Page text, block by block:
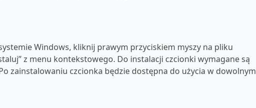
Windows, kliknij prawym przyciskiem myszy na pliku
z menu kontekstowego. Do instalacji czcionki wymagane są
zainstalowaniu czcionka będzie dostępna do użycia w dowolnym